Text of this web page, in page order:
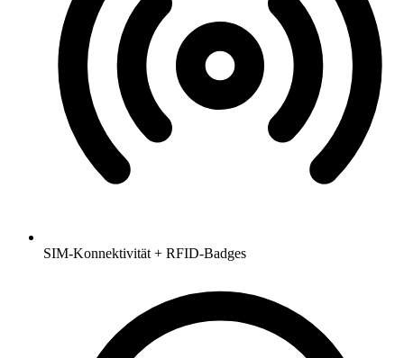
SIM-Konnektivität + RFID-Badges